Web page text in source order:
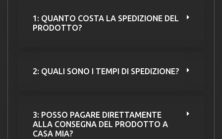
1: QUANTO COSTA LA SPEDIZIONE DEL
PRODOTTO?
2: QUALI SONO I TEMPI DI SPEDIZIONE?
3: POSSO PAGARE DIRETTAMENTE
ALLA CONSEGNA DEL PRODOTTO A
CASA MIA?